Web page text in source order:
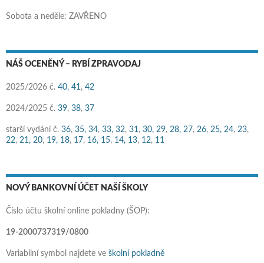
Sobota a neděle: ZAVŘENO
NÁŠ OCENĚNÝ – RYBÍ ZPRAVODAJ
2025/2026 č. 40, 41 , 42
2024/2025 č. 39, 38, 37
starší vydání č. 36, 35, 34, 33, 32, 31 , 30, 29, 28, 27, 26, 25, 24, 23,
22, 21, 20, 19, 18, 17, 16, 15, 14, 13, 12, 11
NOVÝ BANKOVNÍ ÚČET NAŠÍ ŠKOLY
Číslo účtu školní online pokladny (ŠOP):
19-2000737319/0800
Variabilní symbol najdete ve školní pokladně